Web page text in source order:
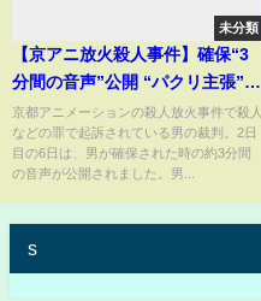
未分類
【京アニ放火殺人事件】確保“3
分間の音声”公開 “パクリ主張”で
検察が比較
京都アニメーションの殺人放火事件で殺人
などの罪で起訴されている男の裁判。2日
目の6日は、男が確保された時の約3分間
の音声が公開されました。男...
s